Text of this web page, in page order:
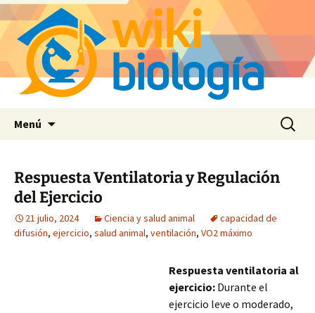
Menú Buscar:
Respuesta Ventilatoria y Regulación
del Ejercicio
21 julio, 2024 Ciencia y salud animal
capacidad de
difusión, ejercicio, salud animal, ventilación, VO2 máximo
Respuesta ventilatoria al
ejercicio: Durante el
ejercicio leve o moderado,